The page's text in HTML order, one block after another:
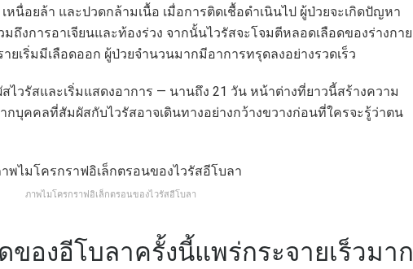
หนื่อยล้า และปวดกล้ามเนื้อ เมื่อการติดเชื้อดำเนินไป ผู้ป่วยจะเกิดปัญหา
ถึงการอาเจียนและท้องร่วง จากนั้นไวรัสจะโจมตีหลอดเลือดของร่างกาย
ยเริ่มมีเลือดออก ผู้ป่วยจำนวนมากมีอาการทรุดลงอย่างรวดเร็ว
ไวรัสและเริ่มแสดงอาการ — นานถึง 21 วัน หน้าต่างที่ยาวนี้สร้างความ
บุคคลที่สัมผัสกับไวรัสอาจเดินทางอย่างกว้างขวางก่อนที่ใครจะรู้ว่าตน
ภาพไมโครกราฟอิเล็กตรอนของไวรัสอีโบลา
ของอีโบลาครั้งนี้แพร่กระจายเร็วมาก